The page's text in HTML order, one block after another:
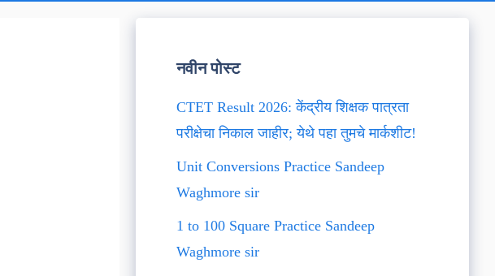
नवीन पोस्ट
CTET Result 2026: केंद्रीय शिक्षक पात्रता
परीक्षेचा निकाल जाहीर; येथे पहा तुमचे मार्कशीट!
Unit Conversions Practice Sandeep
Waghmore sir
1 to 100 Square Practice Sandeep
Waghmore sir